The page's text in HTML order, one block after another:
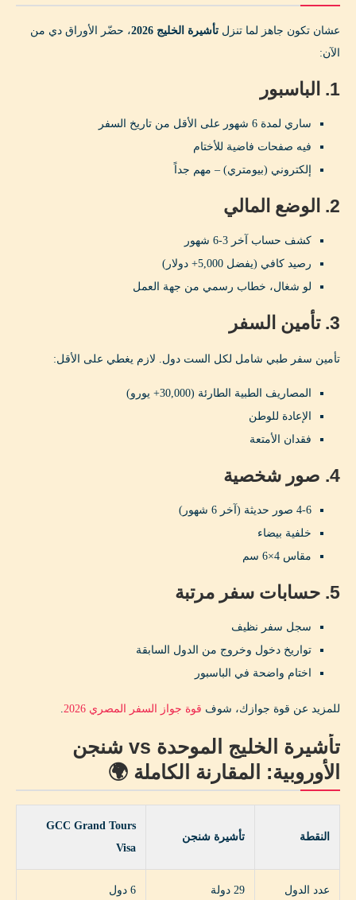
عشان تكون جاهز لما تنزل تأشيرة الخليج 2026
، حضّر الأوراق دي من
الآن:
1. الباسبور
ساري لمدة 6 شهور على الأقل من تاريخ السفر
فيه صفحات فاضية للأختام
إلكتروني (بيومتري) – مهم جداً
2. الوضع المالي
كشف حساب آخر 3-6 شهور
رصيد كافي (يفضل 5,000+ دولار)
لو شغال، خطاب رسمي من جهة العمل
3. تأمين السفر
تأمين سفر طبي شامل لكل الست دول. لازم يغطي على الأقل:
المصاريف الطبية الطارئة (30,000+ يورو)
الإعادة للوطن
فقدان الأمتعة
4. صور شخصية
4-6 صور حديثة (آخر 6 شهور)
خلفية بيضاء
مقاس 4×6 سم
5. حسابات سفر مرتبة
سجل سفر نظيف
تواريخ دخول وخروج من الدول السابقة
اختام واضحة في الباسبور
للمزيد عن قوة جوازك، شوف قوة جواز السفر المصري 2026 .
تأشيرة الخليج الموحدة vs شنجن
الأوروبية: المقارنة الكاملة 🌍
النقطة تأشيرة شنجن
GCC Grand Tours
Visa
عدد الدول 29 دولة 6 دول